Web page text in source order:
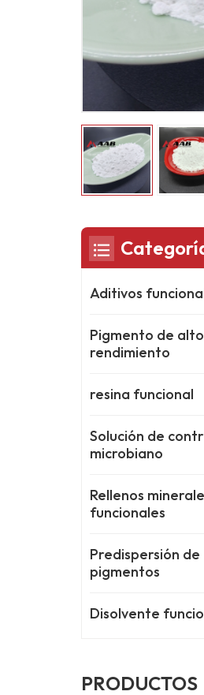
Aditivos
Pigmento de alto
rendimiento
resina funcional
Solución de
microbiano
Rellenos
funcionales
Predispersión de
pigmentos
Disolvente
PRODUCTOS